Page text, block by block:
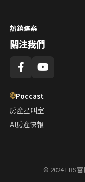
熱銷建案
關注我們
Podcast
房產星叫室
AI房產快報
© 2024 FBS